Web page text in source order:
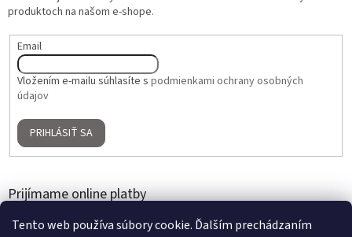
Tento web používa súbory cookie. Ďalším prechádzaním
produktoch na našom e-shope.
Email
Vložením e-mailu súhlasíte s podmienkami ochrany osobných
údajov
PRIHLÁSIŤ SA
Prijímame online platby